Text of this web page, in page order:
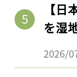
【
を湿
2026/